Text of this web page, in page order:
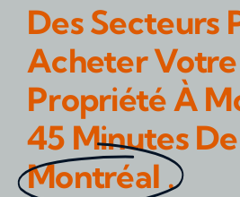
Des Secteurs
Acheter Votre
Propriété À
45 Minutes De
Montréal .